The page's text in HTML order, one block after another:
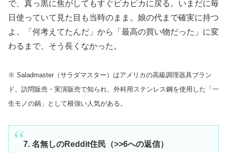
で、真っ黒に焦がしてもすぐピカピカに戻る。いまだに毎
日使っていて見た目も当時のまま。娘の代まで確実に持つ
よ。「何考えてたんだ」から「最高の買い物だった」に変
わるまで、そう長くなかった。
※ Saladmaster（サラダマスター）はアメリカの高級調理器具ブラン
ド。訪問販売・実演販売で知られ、外科用ステンレス鋼を使用した「一
生モノの鍋」として根強い人気がある。
7. 名無しのReddit住民（>>6への返信）